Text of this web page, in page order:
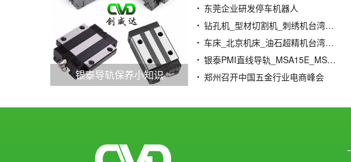
银泰导轨保养小知识
东莞企业研发停车机器人
钻孔机_型材切割机_刺绣机台湾银泰PMI直线模组滑台
车床_北京机床_油石超精机台湾ABBA滚珠丝杆
银泰PMI直线导轨_MSA15E_MSA20LA_规格尺寸型号
郑州召开中国五金行业电商峰会